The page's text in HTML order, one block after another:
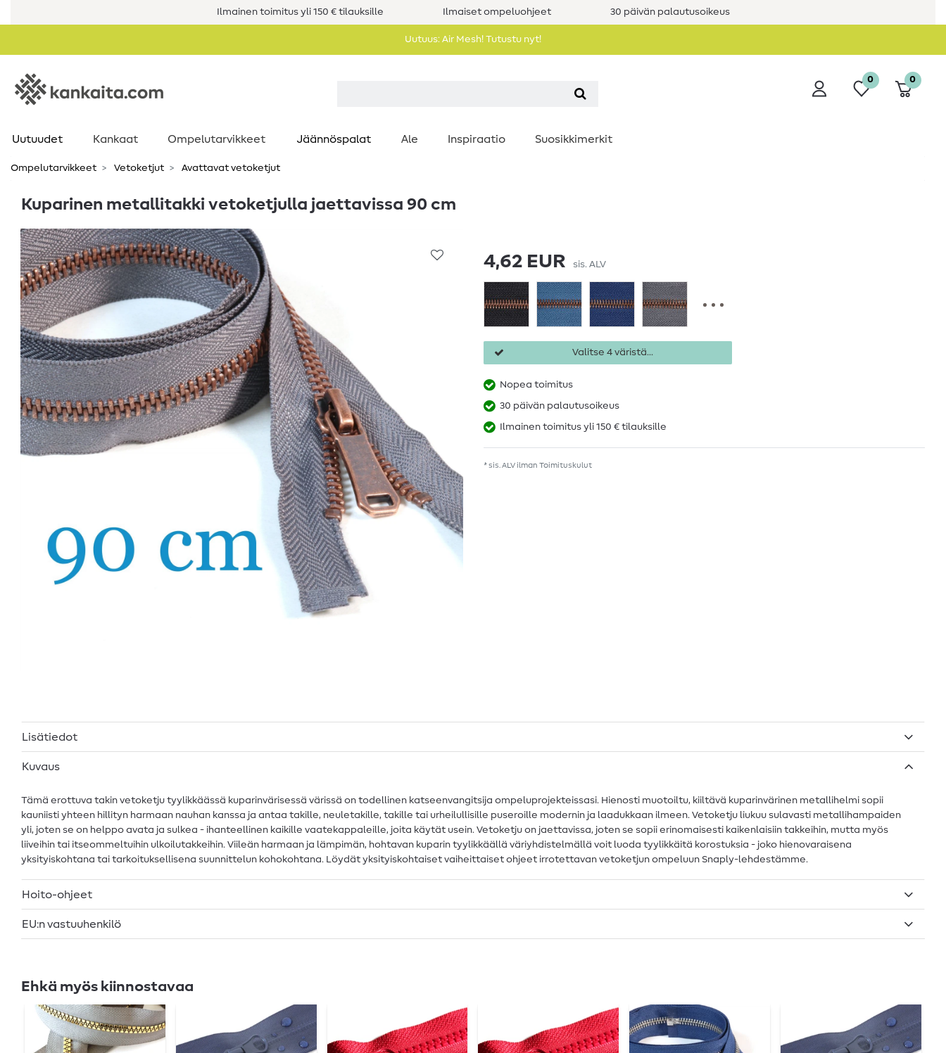
Ilmainen toimitus yli 150 € tilauksille Ilmaiset ompeluohjeet 30 päivän palautusoikeus
Uutuus: Air Mesh! Tutustu nyt!
0 0
Uutuudet Kankaat Ompelutarvikkeet Jäännöspalat Ale Inspiraatio Suosikkimerkit
Ompelutarvikkeet Vetoketjut Avattavat vetoketjut
Kuparinen metallitakki vetoketjulla jaettavissa 90 cm
4,62 EUR sis. ALV
Valitse 4 väristä...
Nopea toimitus
30 päivän palautusoikeus
Ilmainen toimitus yli 150 € tilauksille
* sis. ALV ilman Toimituskulut
Lisätiedot
Kuvaus
Tämä erottuva takin vetoketju tyylikkäässä kuparinvärisessä värissä on todellinen katseenvangitsija ompeluprojekteissasi. Hienosti muotoiltu, kiiltävä kuparinvärinen metallihelmi sopii
kauniisti yhteen hillityn harmaan nauhan kanssa ja antaa takille, neuletakille, takille tai urheilullisille puseroille modernin ja laadukkaan ilmeen. Vetoketju liukuu sulavasti metallihampaiden
yli, joten se on helppo avata ja sulkea - ihanteellinen kaikille vaatekappaleille, joita käytät usein. Vetoketju on jaettavissa, joten se sopii erinomaisesti kaikenlaisiin takkeihin, mutta myös
liiveihin tai itseommeltuihin ulkoilutakkeihin. Viileän harmaan ja lämpimän, hohtavan kuparin tyylikkäällä väriyhdistelmällä voit luoda tyylikkäitä korostuksia - joko hienovaraisena
yksityiskohtana tai tarkoituksellisena suunnittelun kohokohtana. Löydät yksityiskohtaiset vaiheittaiset ohjeet irrotettavan vetoketjun ompeluun Snaply-lehdestämme.
Hoito-ohjeet
EU:n vastuuhenkilö
Ehkä myös kiinnostavaa